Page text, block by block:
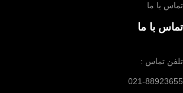
تماس با ما
تماس با ما
تلفن تماس :
021-88923655